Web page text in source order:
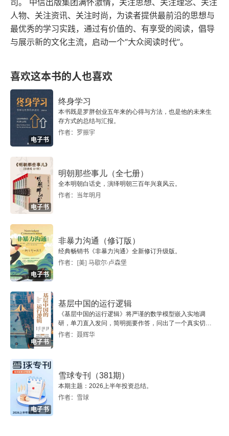
随机支配的世界
独立事件和独立思考
活下来，并活得久
法则七 留在牌桌上，好运自然来
结局 接受现实 扭曲现实
后记 人生，我必须在场
好运清单
1 幸福生活的好运清单
2 赚钱的好运清单
3 爱情的好运清单
4 职场发展的好运清单
5 创业者的好运清单
6 社交和沟通的好运清单
年脱身后，和过去的上汽经销商，深圳做旧改的满
京华集团总裁李绪华组建华人运通集团开始造车，
看房地产和造车新势力的财富重新洗牌，万事都有
司。 中信出版集团满怀激情，关注思想、关注理念、关注
人物、关注资讯、关注时尚，为读者提供最前沿的思想与
最优秀的学习实践，通过有价值的、有享受的阅读，倡导
与展示新的文化主流，启动一个“大众阅读时代”。
喜欢这本书的人也喜欢
电子书
终身学习
本书既是罗胖创业五年来的心得与方法，也是他的未来生
存方式的总结与汇报。
作者：罗振宇
电子书
明朝那些事儿（全七册）
全本明朝白话史，演绎明朝三百年兴衰风云。
作者：当年明月
电子书
非暴力沟通（修订版）
经典畅销书《非暴力沟通》全新修订升级版。
作者：[美] 马歇尔·卢森堡
电子书
基层中国的运行逻辑
《基层中国的运行逻辑》将严谨的数学模型嵌入实地调
研，单刀直入发问，简明扼要作答，问出了一个真实切近
的基层中国。
作者：聂辉华
电子书
雪球专刊（381期）
本期主题：2026上半年投资总结。
作者：雪球